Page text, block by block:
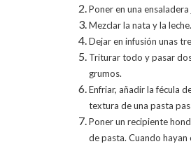
Poner en una
Mezclar la nata y la
Dejar en infusión unas
Triturar todo y pasar
grumos.
Enfriar, añadir la fécula
textura de una pasta
Poner un recipiente
de pasta. Cuando